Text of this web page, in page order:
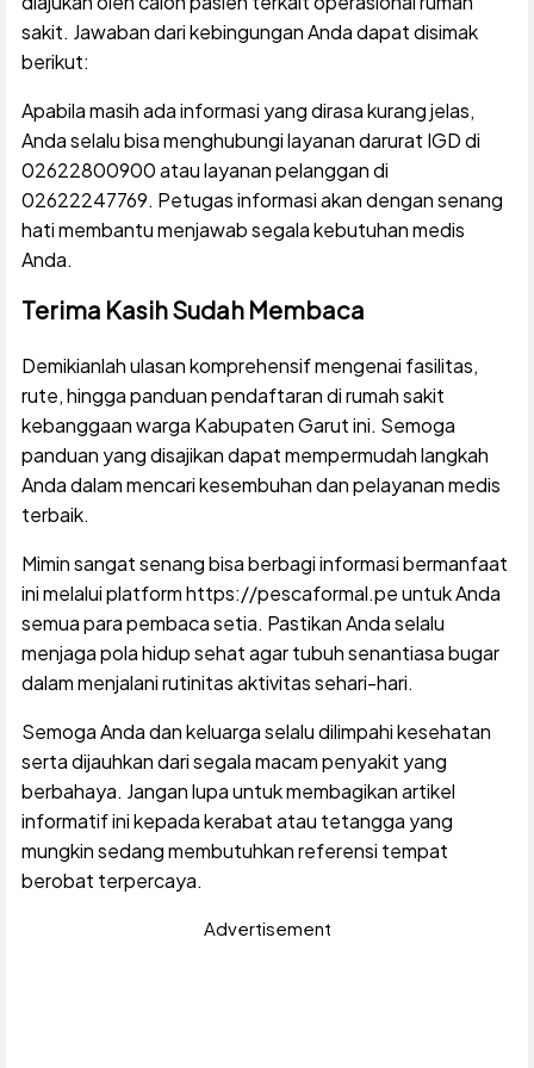
sakit. Jawaban dari kebingungan Anda dapat disimak
berikut:
Apabila masih ada informasi yang dirasa kurang jelas,
Anda selalu bisa menghubungi layanan darurat IGD di
02622800900 atau layanan pelanggan di
02622247769. Petugas informasi akan dengan senang
hati membantu menjawab segala kebutuhan medis
Anda.
Terima Kasih Sudah Membaca
Demikianlah ulasan komprehensif mengenai fasilitas,
rute, hingga panduan pendaftaran di rumah sakit
kebanggaan warga Kabupaten Garut ini. Semoga
panduan yang disajikan dapat mempermudah langkah
Anda dalam mencari kesembuhan dan pelayanan medis
terbaik.
Mimin sangat senang bisa berbagi informasi bermanfaat
ini melalui platform https://pescaformal.pe untuk Anda
semua para pembaca setia. Pastikan Anda selalu
menjaga pola hidup sehat agar tubuh senantiasa bugar
dalam menjalani rutinitas aktivitas sehari-hari.
Semoga Anda dan keluarga selalu dilimpahi kesehatan
serta dijauhkan dari segala macam penyakit yang
berbahaya. Jangan lupa untuk membagikan artikel
informatif ini kepada kerabat atau tetangga yang
mungkin sedang membutuhkan referensi tempat
berobat terpercaya.
Advertisement